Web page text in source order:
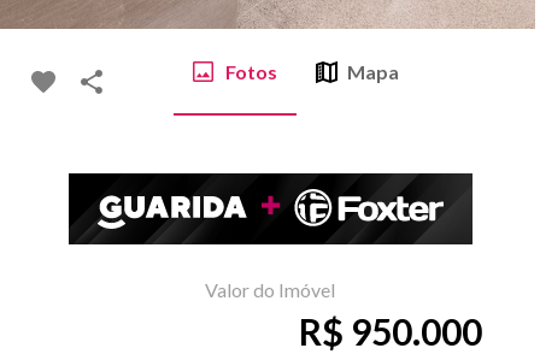
Fotos Mapa
Valor do Imóvel
R$ 950.000